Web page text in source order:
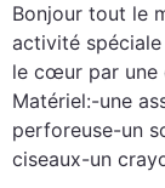
Bonjour tout le
activité
le cœur par une
Matériel:-une
perforeuse-un
ciseaux-un